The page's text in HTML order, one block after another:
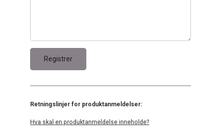
Retningslinjer for produktanmeldelser:
Hva skal en produktanmeldelse inneholde?